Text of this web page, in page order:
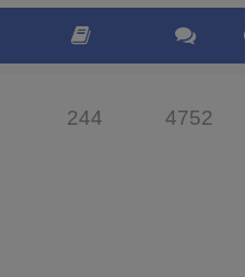
244 4752